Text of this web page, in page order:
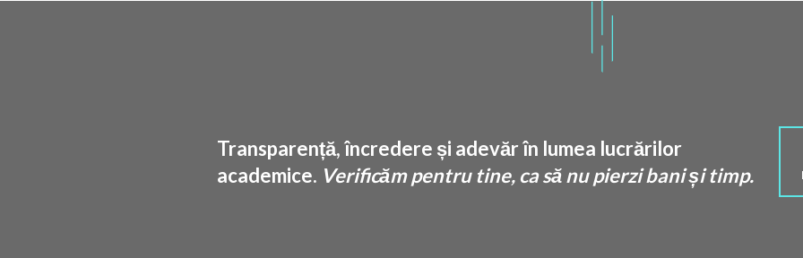
Transparență, încredere și adevăr în lumea lucrărilor
academice. Verificăm pentru tine, ca să nu pierzi bani și timp.